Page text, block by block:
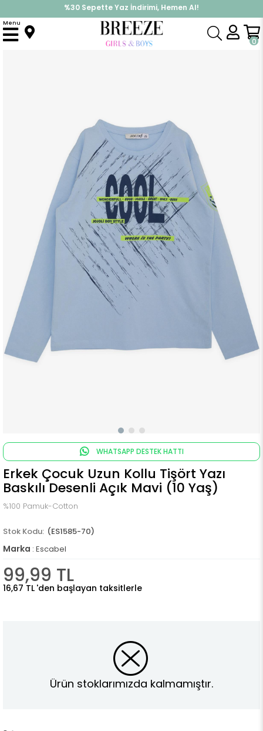
%30 Sepette Yaz İndirimi, Hemen Al!
İndirimlere ek %10 İndirimi Kap, Hemen Üye Ol!
0
Menu
Anasayfa Üst Giyim Uzun Kollu Tişört Erkek Çocuk Uzun Kollu Tişört Yazı Baskılı Desenli Açık Mavi (10 Yaş)
WHATSAPP DESTEK HATTI
Erkek Çocuk Uzun Kollu Tişört Yazı
Baskılı Desenli Açık Mavi (10 Yaş)
%100 Pamuk-Cotton
(ES1585-70)
Marka : Escabel
99,99 TL
16,67 TL 'den başlayan taksitlerle
Ürün stoklarımızda kalmamıştır.